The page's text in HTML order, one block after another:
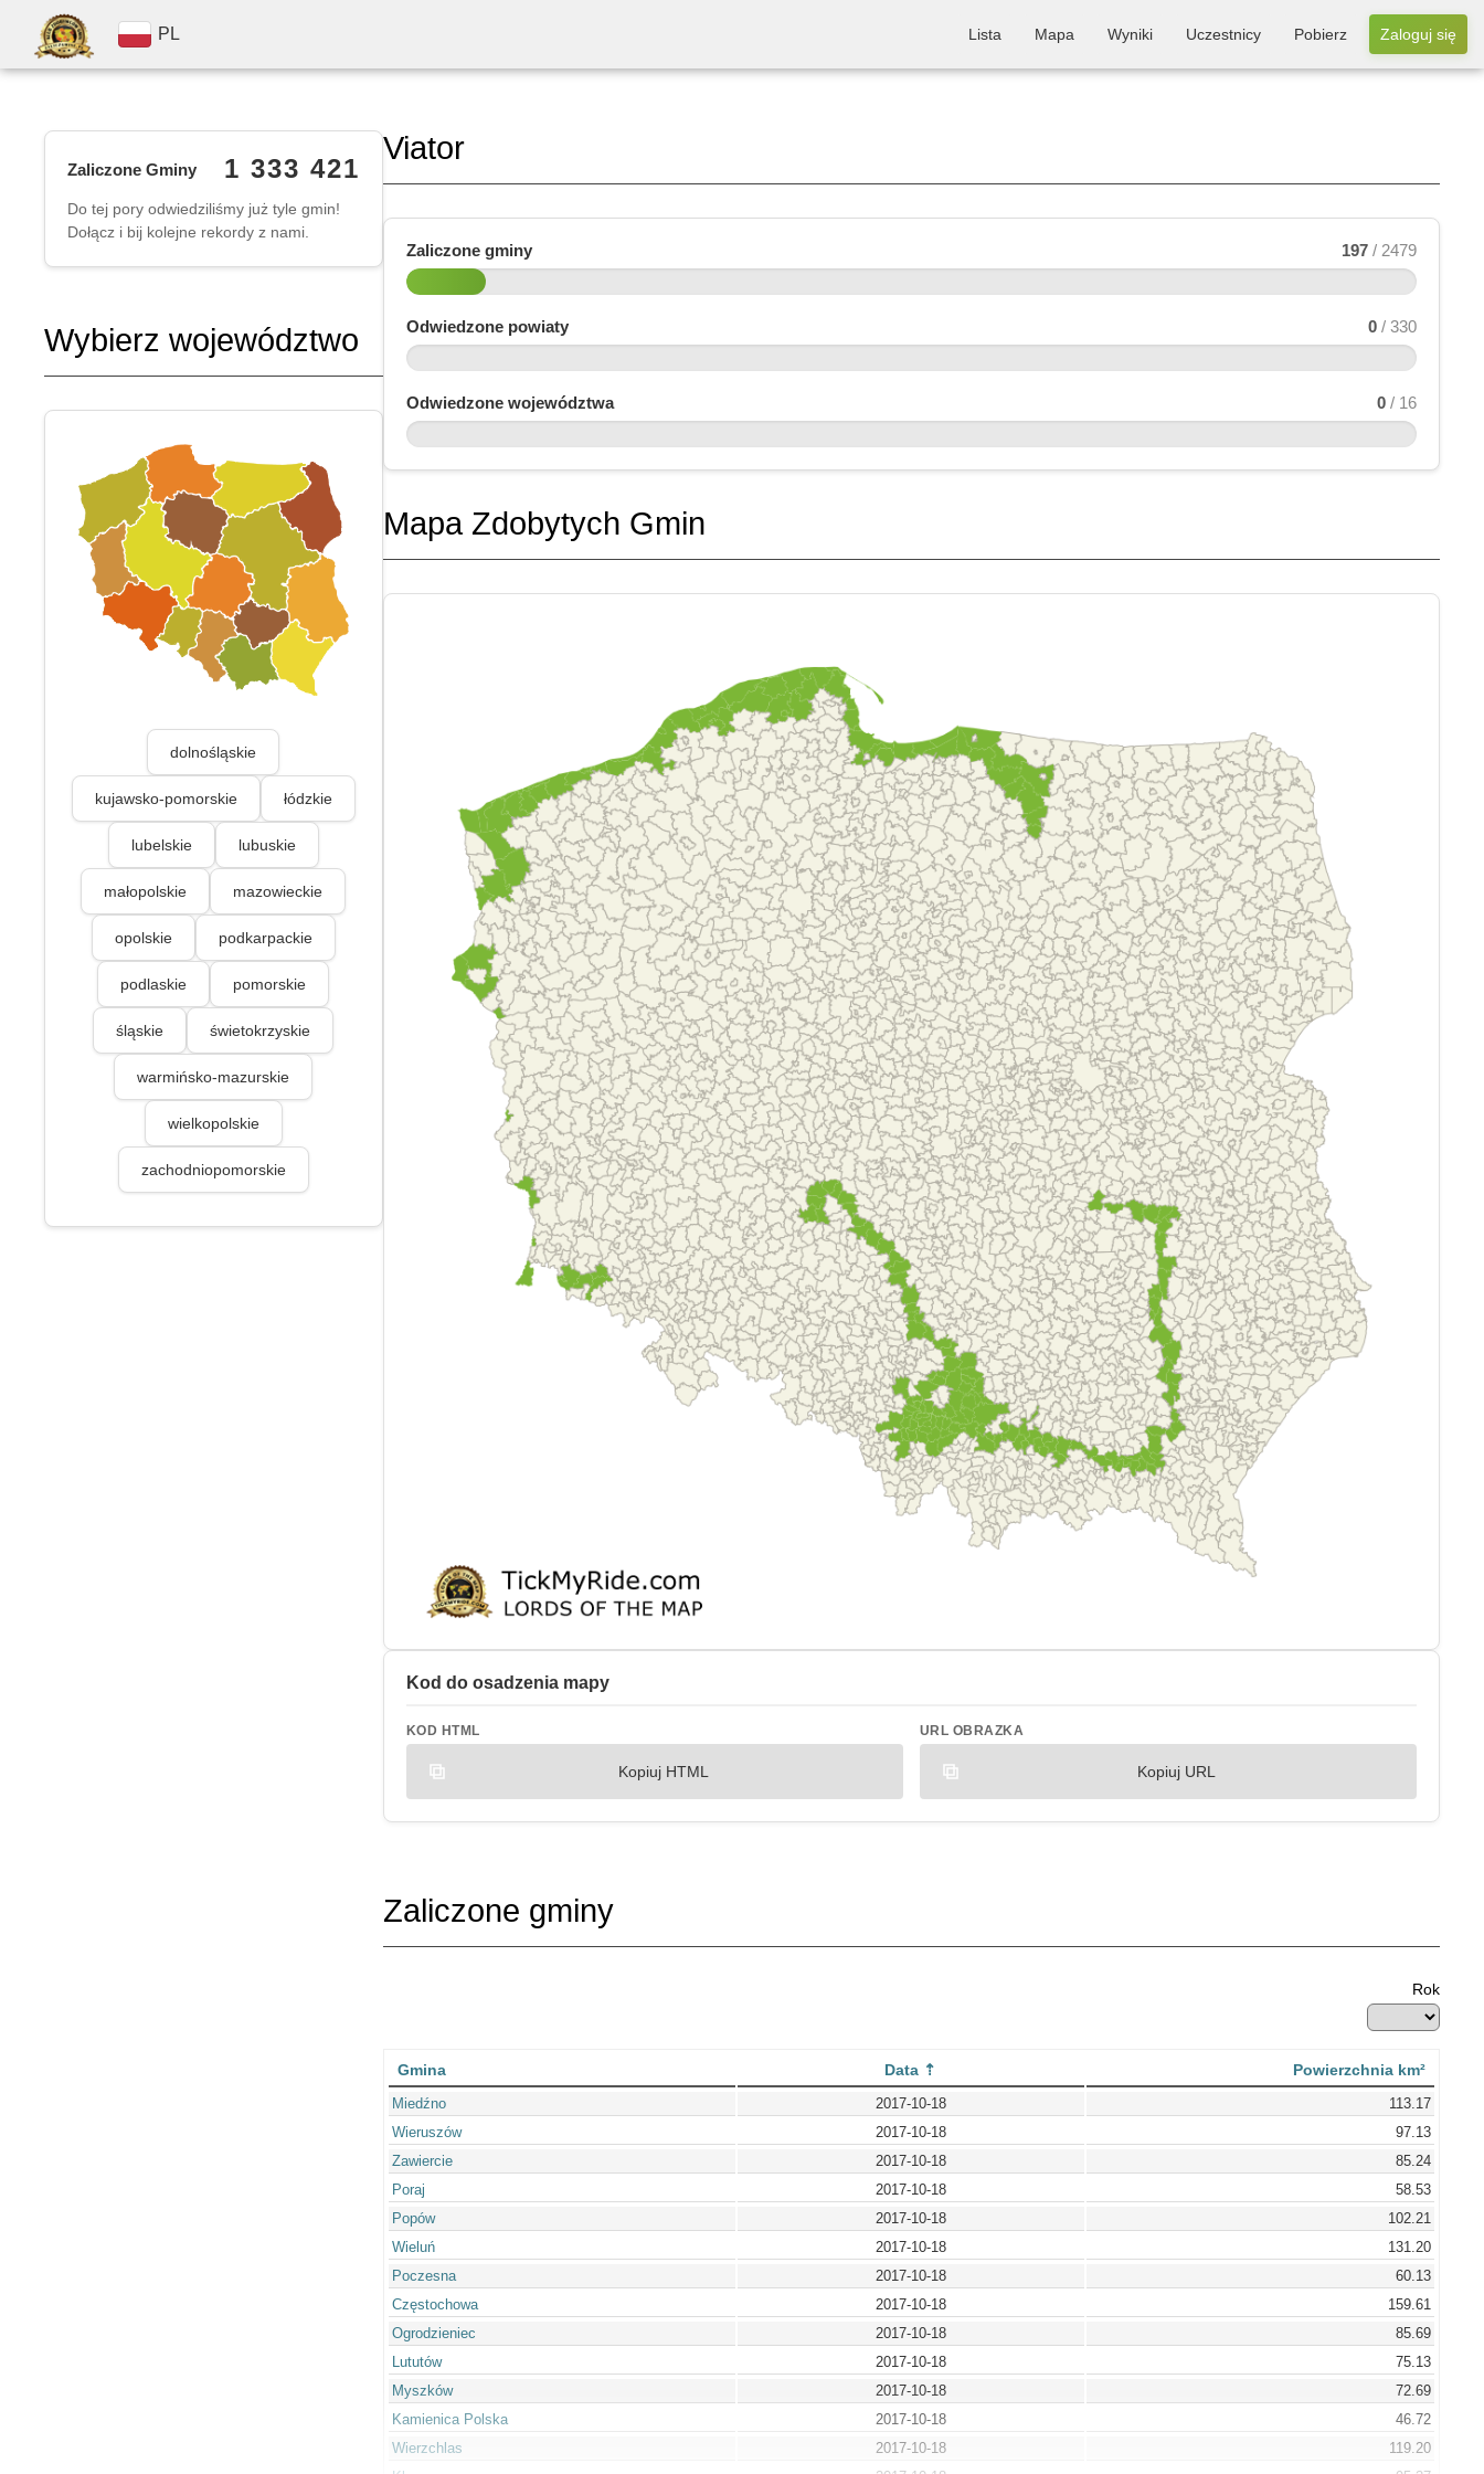
PL Lista Mapa Wyniki Uczestnicy Pobierz Zaloguj się
Zaliczone Gminy 1 333 421
Do tej pory odwiedziliśmy już tyle gmin!
Dołącz i bij kolejne rekordy z nami.
Wybierz województwo
dolnośląskie
kujawsko-pomorskie łódzkie
lubelskie lubuskie
małopolskie mazowieckie
opolskie podkarpackie
podlaskie pomorskie
śląskie świetokrzyskie
warmińsko-mazurskie
wielkopolskie
zachodniopomorskie
Viator
Zaliczone gminy 197 / 2479
Odwiedzone powiaty 0 / 330
Odwiedzone województwa 0 / 16
Mapa Zdobytych Gmin
Kod do osadzenia mapy
KOD HTML
Kopiuj HTML
URL OBRAZKA
Kopiuj URL
Zaliczone gminy
Rok
Gmina Data Powierzchnia km²
Miedźno 2017-10-18
113.17
Wieruszów
2017-10-18
97.13
Zawiercie
2017-10-18
85.24
Poraj
2017-10-18
58.53
Popów
2017-10-18
102.21
Wieluń
2017-10-18
131.20
Poczesna
2017-10-18
60.13
Częstochowa
2017-10-18
159.61
Ogrodzieniec
2017-10-18
85.69
Lututów
2017-10-18
75.13
Myszków
2017-10-18
72.69
Kamienica Polska
2017-10-18
46.72
Wierzchlas
2017-10-18
119.20